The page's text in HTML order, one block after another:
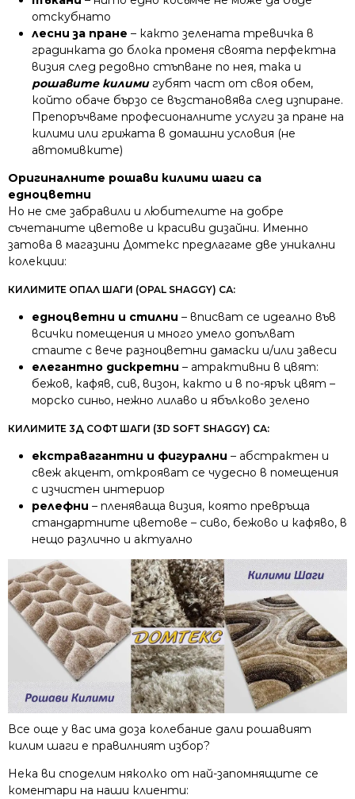
отскубнато
лесни за пране – както зелената тревичка в
градинката до блока променя своята перфектна
визия след редовно стъпване по нея, така и
рошавите килимигубят част от своя обем,
който обаче бързо се възстановява след изпиране.
Препоръчваме професионалните услуги за пране на
килими или грижата в домашни условия (не
автомивките)
Оригиналните рошави килими шаги са
едноцветни
Но не сме забравили и любителите на добре
съчетаните цветове и красиви дизайни. Именно
затова в магазини Домтекс предлагаме две уникални
колекции:
КИЛИМИТЕ ОПАЛ ШАГИ (OPAL SHAGGY) СА:
едноцветни и стилни – вписват се идеално във
всички помещения и много умело допълват
стаите с вече разноцветни дамаски и/или завеси
елегантно дискретни – атрактивни в цвят:
бежов, кафяв, сив, визон, както и в по-ярък цвят –
морско синьо, нежно лилаво и ябълково зелено
КИЛИМИТЕ 3Д СОФТ ШАГИ (3D SOFT SHAGGY) СА:
екстравагантни и фигурални – абстрактен и
свеж акцент, открояват се чудесно в помещения
с изчистен интериор
релефни – пленяваща визия, която превръща
стандартните цветове – сиво, бежово и кафяво, в
нещо различно и актуално
Все още у вас има доза колебание дали рошавият
килим шаги е правилният избор?
Нека ви споделим няколко от най-запомнящите се
коментари на наши клиенти: